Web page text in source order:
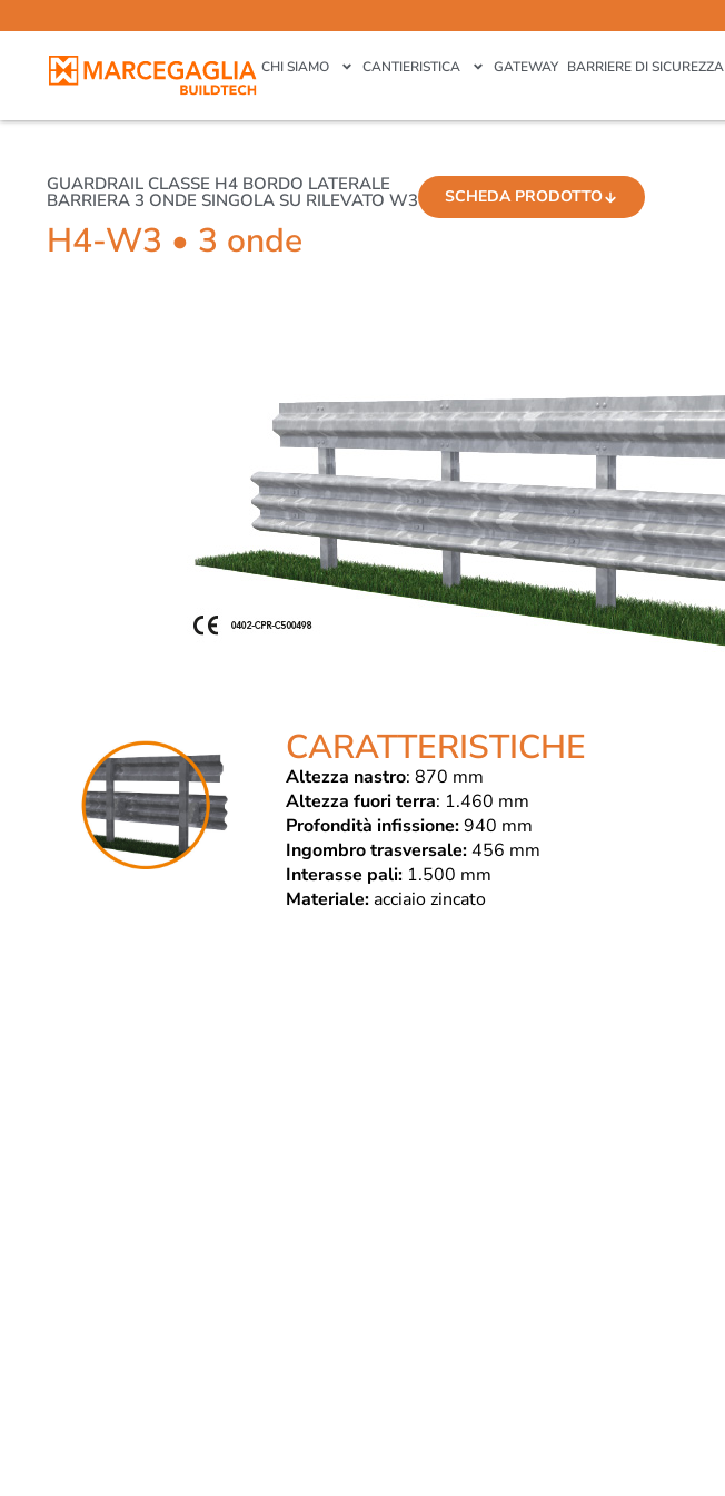
CHI SIAMO CANTIERISTICA GATEWAY BARRIERE DI SICUREZZA
GUARDRAIL CLASSE H4 BORDO LATERALE
BARRIERA 3 ONDE SINGOLA SU RILEVATO W3 SCHEDA PRODOTTO
H4-W3 • 3 onde
CARATTERISTICHE
Altezza nastro: 870 mm
Altezza fuori terra: 1.460 mm
Profondità infissione:940 mm
Ingombro trasversale:456 mm
Interasse pali: 1.500 mm
Materiale:acciaio zincato